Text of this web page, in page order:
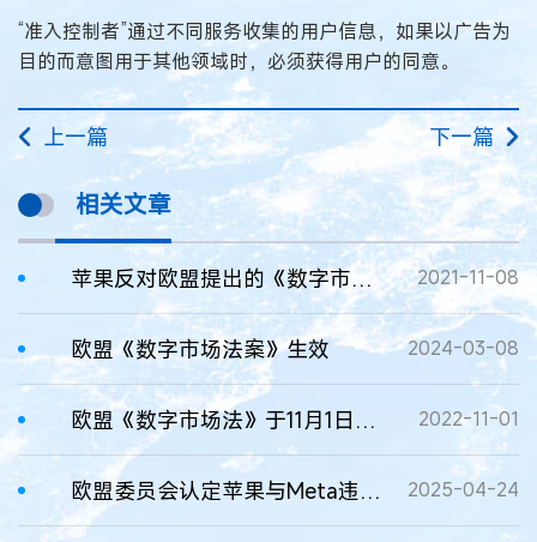
“准入控制者”通过不同服务收集的用户信息，如果以广告为
目的而意图用于其他领域时，必须获得用户的同意。
上一篇 下一篇
相关文章
苹果反对欧盟提出的《数字市场法案》 2021-11-08
欧盟《数字市场法案》生效 2024-03-08
欧盟《数字市场法》于11月1日生效 2022-11-01
欧盟委员会认定苹果与Meta违反《数字市场法案》并处以罚款 2025-04-24